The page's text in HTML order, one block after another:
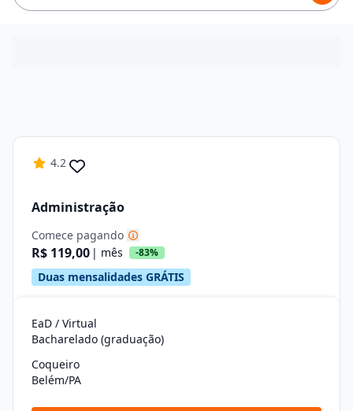
4.2
Administração
Comece pagando
R$ 119,00 | mês -83%
Duas mensalidades GRÁTIS
EaD / Virtual
Bacharelado (graduação)
Coqueiro
Belém/PA